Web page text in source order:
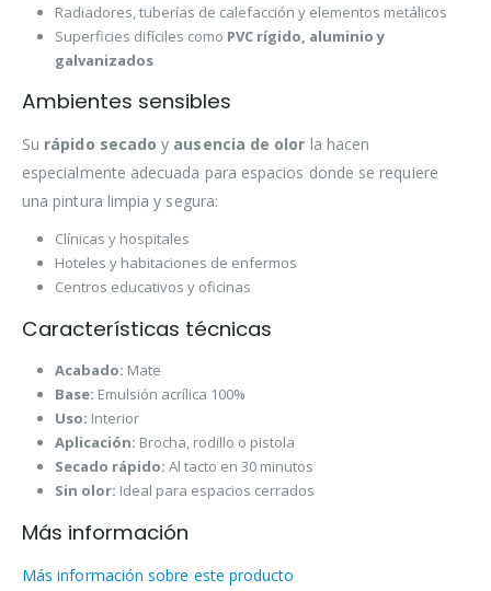
Radiadores, tuberías de calefacción y elementos metálicos
Superficies difíciles como PVC rígido, aluminio y
galvanizados
Ambientes sensibles
Su rápido secado y ausencia de olor la hacen
especialmente adecuada para espacios donde se requiere
una pintura limpia y segura:
Clínicas y hospitales
Hoteles y habitaciones de enfermos
Centros educativos y oficinas
Características técnicas
Acabado: Mate
Base: Emulsión acrílica 100%
Uso: Interior
Aplicación: Brocha, rodillo o pistola
Secado rápido: Al tacto en 30 minutos
Sin olor: Ideal para espacios cerrados
Más información
Más información sobre este producto